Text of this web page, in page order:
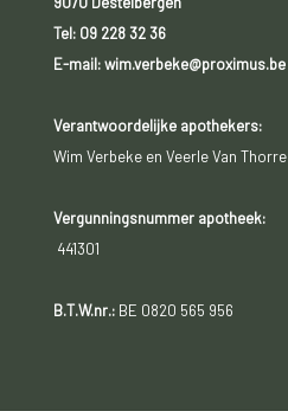
Tel: 09 228 32 36
E-mail: wim.verbeke@proximus.be
Verantwoordelijke apothekers:
Wim Verbeke en Veerle Van Thorre
Vergunningsnummer apotheek:
441301
B.T.W.nr.:BE 0820 565 956